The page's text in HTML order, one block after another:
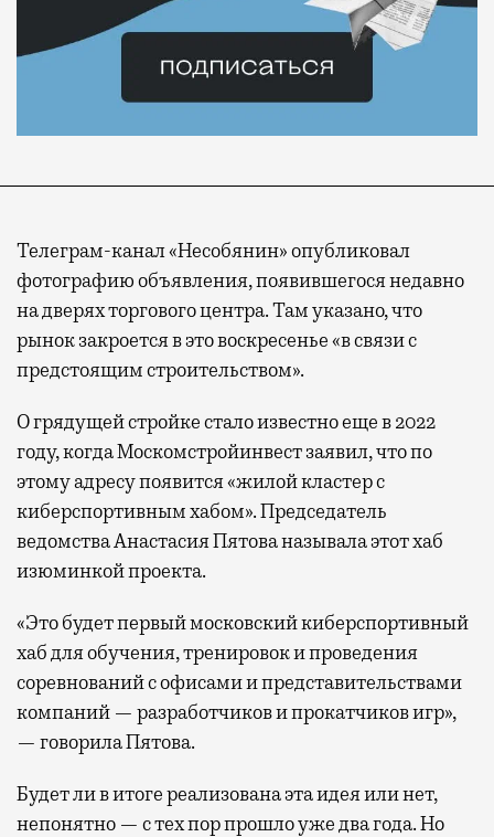
Телеграм-канал «Несобянин» опубликовал
фотографию объявления, появившегося недавно
на дверях торгового центра. Там указано, что
рынок закроется в это воскресенье «в связи с
предстоящим строительством».
О грядущей стройке стало известно еще в 2022
году, когда Москомстройинвест заявил, что по
этому адресу появится «жилой кластер с
киберспортивным хабом». Председатель
ведомства Анастасия Пятова называла этот хаб
изюминкой проекта.
«Это будет первый московский киберспортивный
хаб для обучения, тренировок и проведения
соревнований с офисами и представительствами
компаний — разработчиков и прокатчиков игр»,
— говорила Пятова.
Будет ли в итоге реализована эта идея или нет,
непонятно — с тех пор прошло уже два года. Но